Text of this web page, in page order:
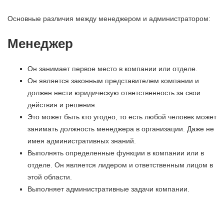
Основные различия между менеджером и администратором:
Менеджер
Он занимает первое место в компании или отделе.
Он является законным представителем компании и
должен нести юридическую ответственность за свои
действия и решения.
Это может быть кто угодно, то есть любой человек может
занимать должность менеджера в организации. Даже не
имея административных знаний.
Выполнять определенные функции в компании или в
отделе. Он является лидером и ответственным лицом в
этой области.
Выполняет административные задачи компании.